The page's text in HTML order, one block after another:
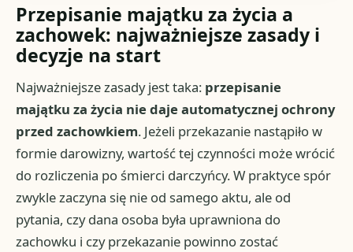
Przepisanie majątku za życia a
zachowek: najważniejsze zasady i
decyzje na start
Najważniejsze zasady jest taka: przepisanie
majątku za życia nie daje automatycznej ochrony
przed zachowkiem. Jeżeli przekazanie nastąpiło w
formie darowizny, wartość tej czynności może wrócić
do rozliczenia po śmierci darczyńcy. W praktyce spór
zwykle zaczyna się nie od samego aktu, ale od
pytania, czy dana osoba była uprawniona do
zachowku i czy przekazanie powinno zostać